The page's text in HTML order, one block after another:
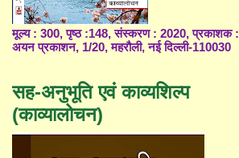
मूल्य : 300, पृष्ठ :148, संस्करण : 2020, प्रकाशक :
अयन प्रकाशन, 1/20, महरौली, नई दिल्ली-110030
सह-अनुभूति एवं काव्यशिल्प
(काव्यालोचन)